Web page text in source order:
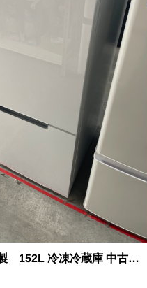
SHARP 2024年製 152L 冷凍冷蔵庫 中古品販売